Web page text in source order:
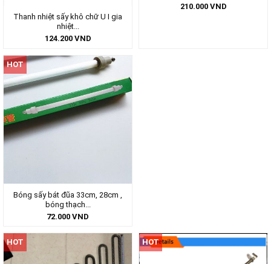
Thanh nhiệt sấy khô chữ U I gia
nhiệt...
124.200 VND
210.000 VND
HOT
Bóng sấy bát đũa 33cm, 28cm ,
bóng thạch...
72.000 VND
HOT HOT